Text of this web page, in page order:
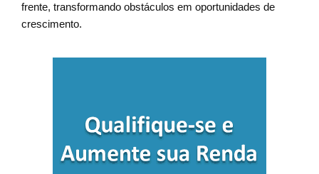
frente, transformando obstáculos em oportunidades de
crescimento.